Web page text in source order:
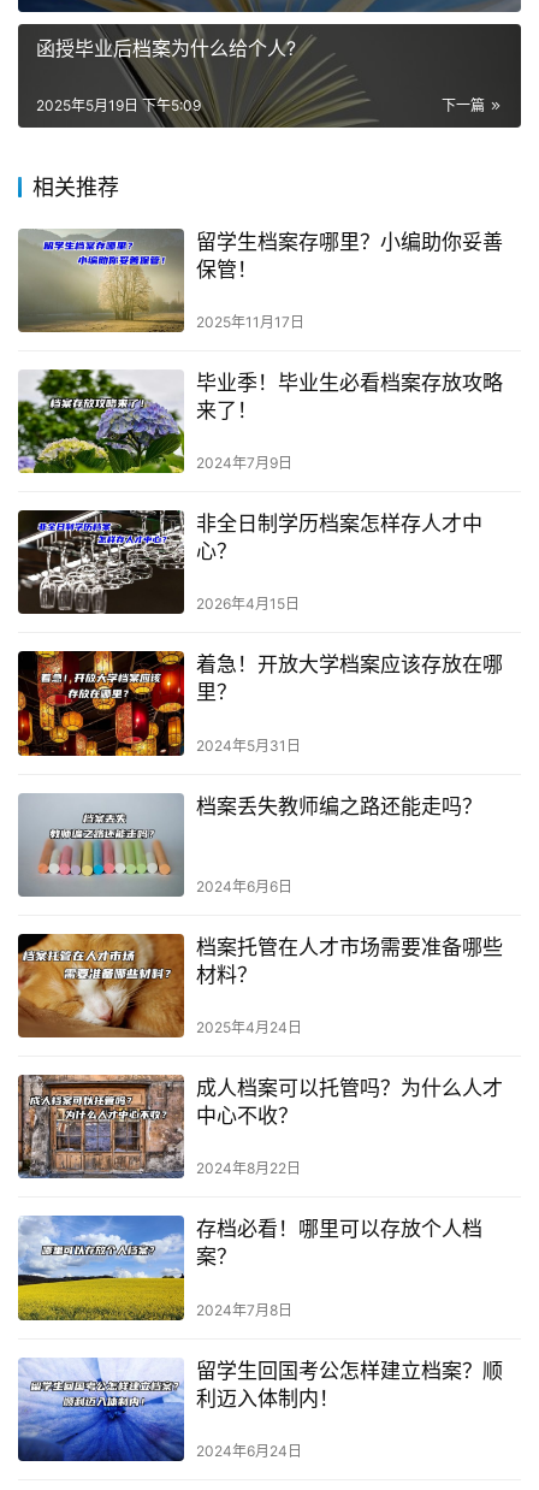
函授毕业后档案为什么给个人?
下一篇
2025年5月19日 下午5:09
相关推荐
留学生档案存哪里？小编助你妥善
保管！
2025年11月17日
毕业季！毕业生必看档案存放攻略
来了！
2024年7月9日
非全日制学历档案怎样存人才中
心？
2026年4月15日
着急！开放大学档案应该存放在哪
里？
2024年5月31日
档案丢失教师编之路还能走吗？
2024年6月6日
档案托管在人才市场需要准备哪些
材料？
2025年4月24日
成人档案可以托管吗？为什么人才
中心不收？
2024年8月22日
存档必看！哪里可以存放个人档
案？
2024年7月8日
留学生回国考公怎样建立档案？顺
利迈入体制内！
2024年6月24日